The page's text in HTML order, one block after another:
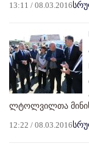
13:11 / 08.03.2016
ლტოლვილთა
12:22 / 08.03.2016